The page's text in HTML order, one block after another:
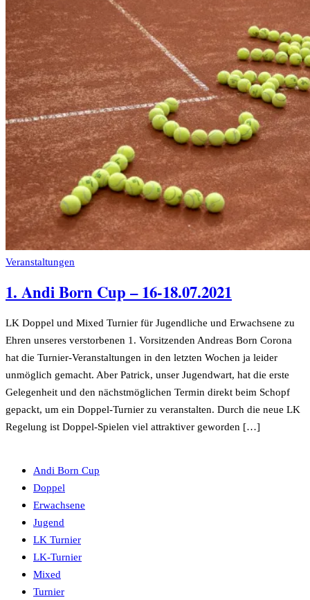
Veranstaltungen
1. Andi Born Cup – 16-18.07.2021
LK Doppel und Mixed Turnier für Jugendliche und Erwachsene zu
Ehren unseres verstorbenen 1. Vorsitzenden Andreas Born Corona
hat die Turnier-Veranstaltungen in den letzten Wochen ja leider
unmöglich gemacht. Aber Patrick, unser Jugendwart, hat die erste
Gelegenheit und den nächstmöglichen Termin direkt beim Schopf
gepackt, um ein Doppel-Turnier zu veranstalten. Durch die neue LK
Regelung ist Doppel-Spielen viel attraktiver geworden […]
Andi Born Cup
Doppel
Erwachsene
Jugend
LK Turnier
LK-Turnier
Mixed
Turnier